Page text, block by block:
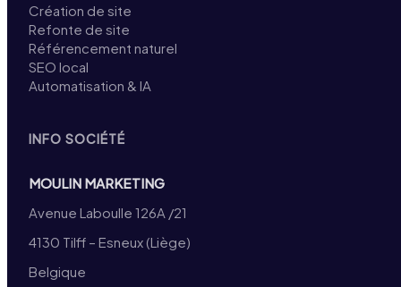
Création de site
Refonte de site
Référencement naturel
SEO local
Automatisation & IA
INFO SOCIÉTÉ
MOULIN MARKETING
Avenue Laboulle 126A /21
4130 Tilff – Esneux (Liège)
Belgique